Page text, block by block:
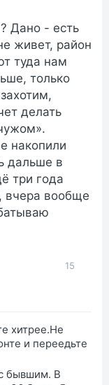
Дано - есть
живет, район
туда нам
только
делать
накопили
дальше в
три года
вчера вообще
15
хитрее.Не
и переедьте
бывшим. В